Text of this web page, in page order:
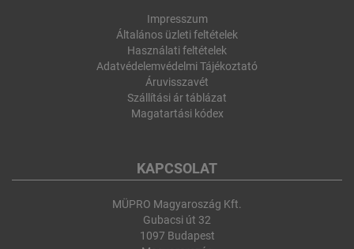
Impresszum
Általános üzleti feltételek
Használati feltételek
Adatvédelemvédelmi Tájékoztató
Áruvisszavét
Szállítási ár táblázat
Magatartási kódex
KAPCSOLAT
MÜPRO Magyaroszág Kft.
Gubacsi út 32
1097 Budapest